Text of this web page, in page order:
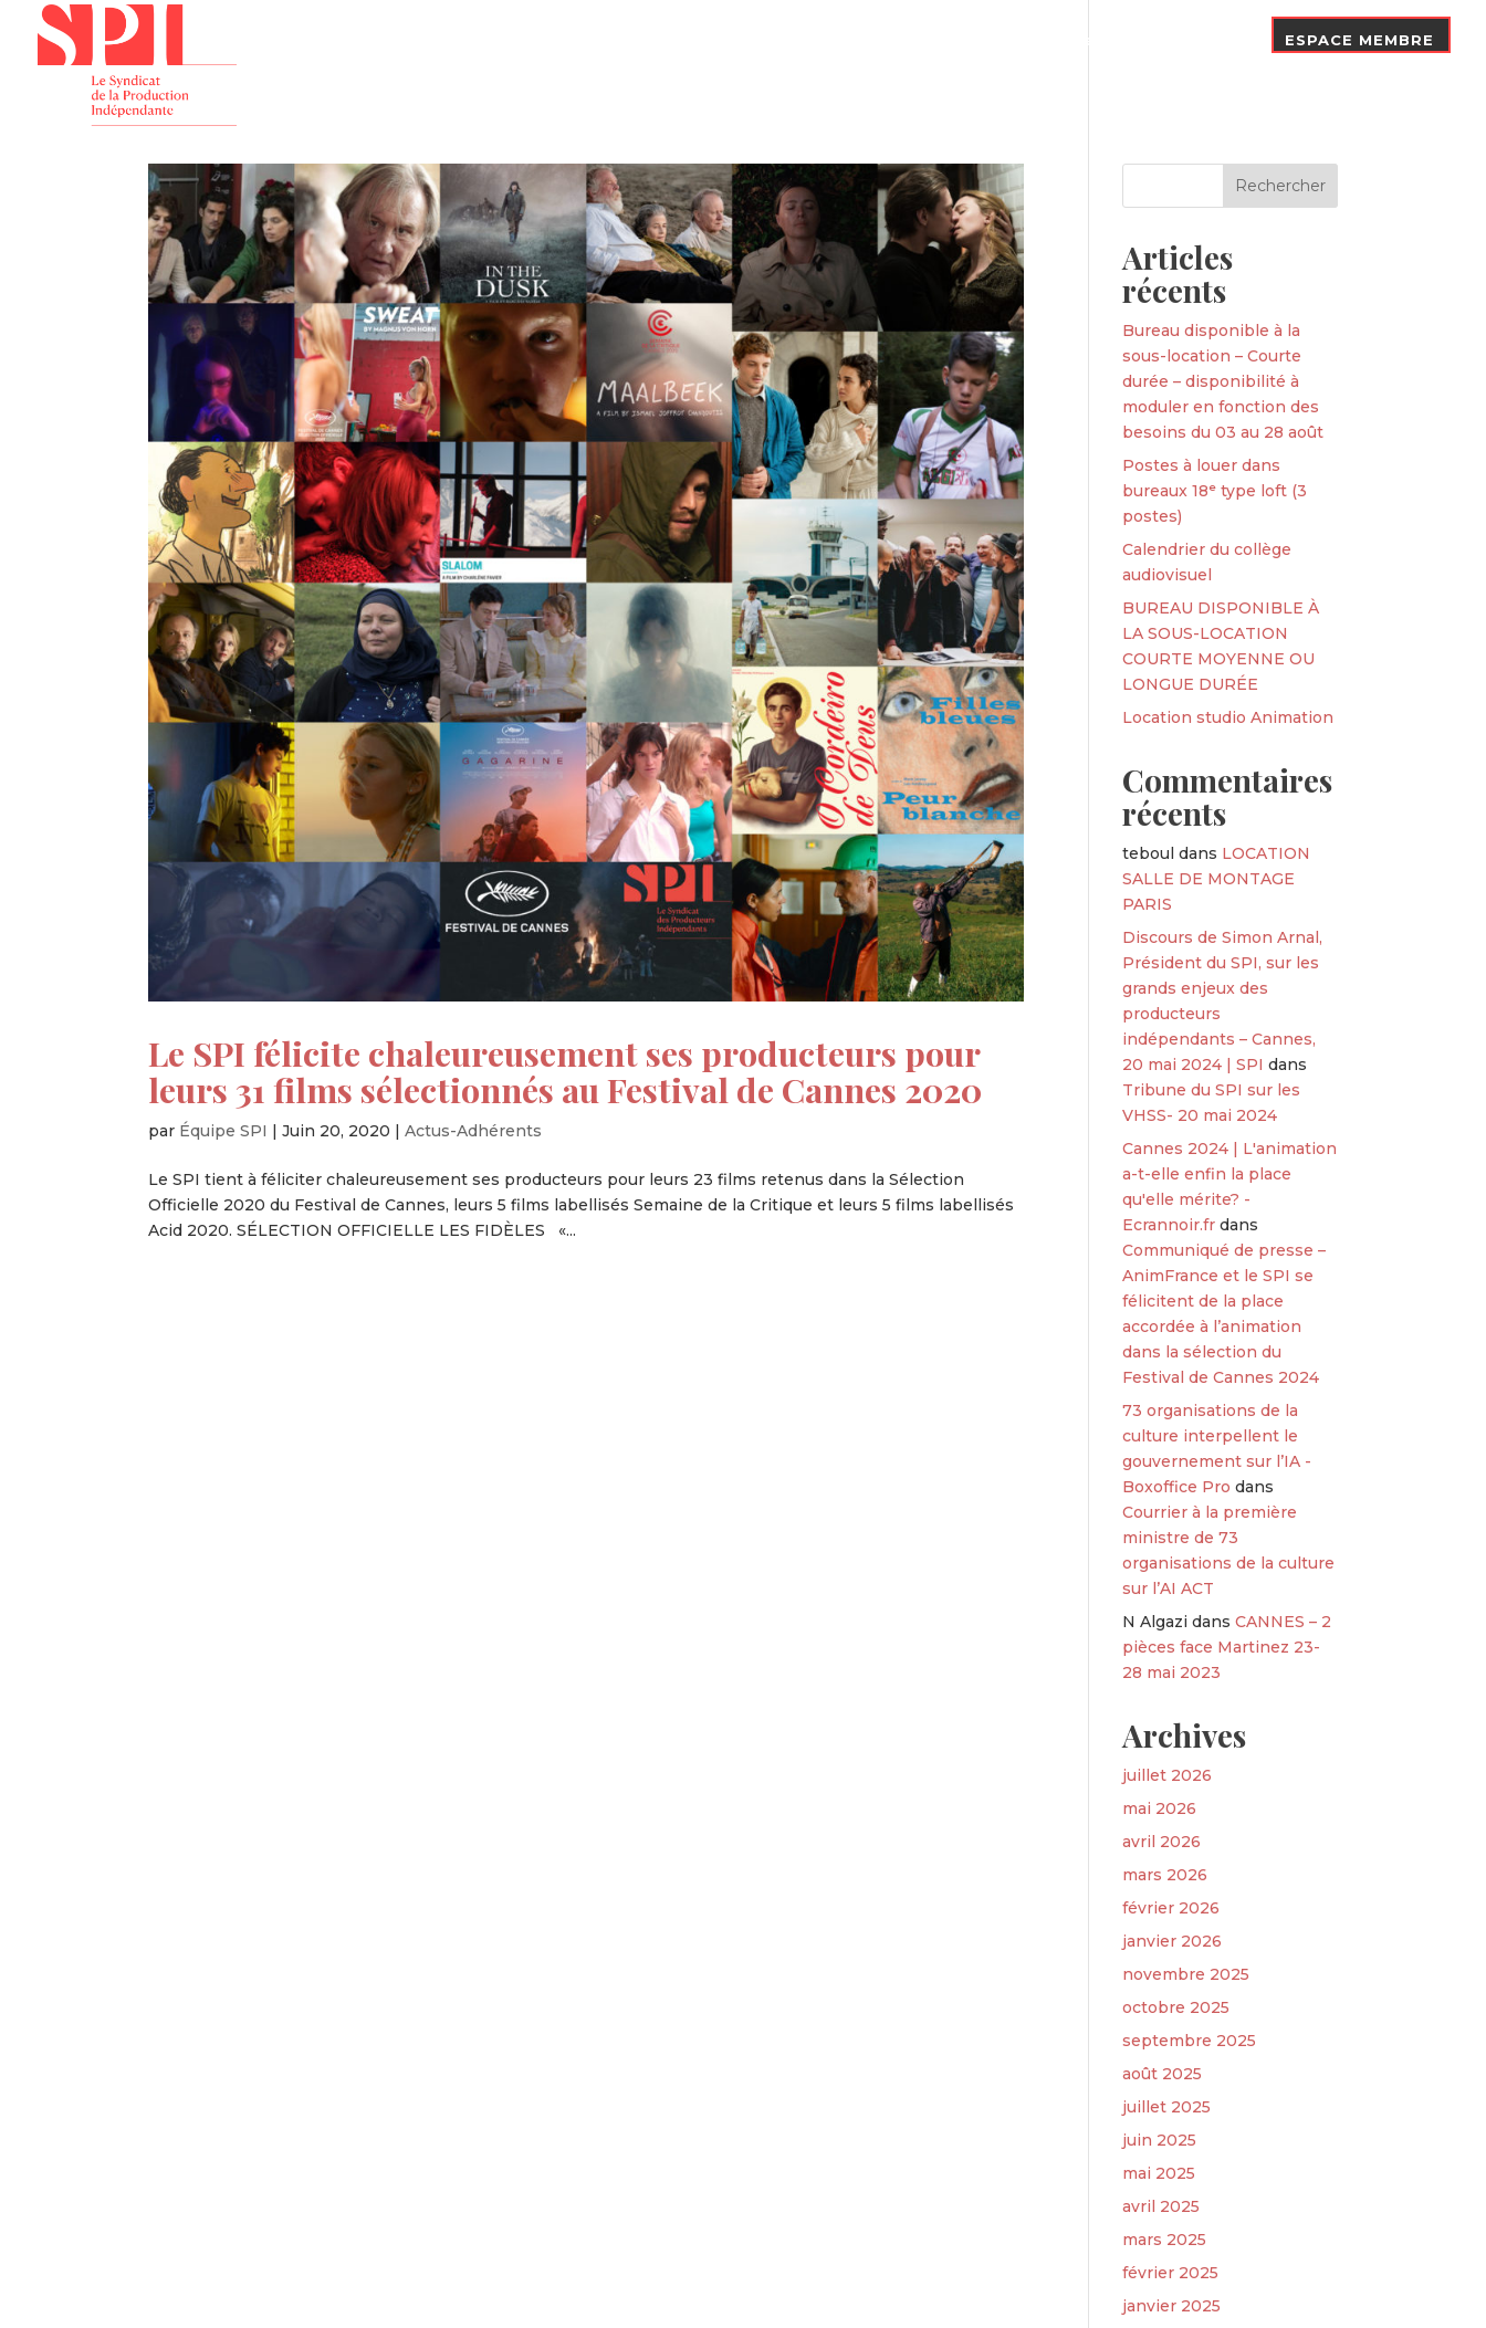
Nos Adhérents ESPACE MEMBRE
Le SPI félicite chaleureusement ses producteurs pour
leurs 31 films sélectionnés au Festival de Cannes 2020
par Équipe SPI |Juin 20, 2020 |Actus-Adhérents
Le SPI tient à féliciter chaleureusement ses producteurs pour leurs 23 films retenus dans la Sélection
Officielle 2020 du Festival de Cannes, leurs 5 films labellisés Semaine de la Critique et leurs 5 films labellisés
Acid 2020. SÉLECTION OFFICIELLE LES FIDÈLES «...
Articles
récents
Bureau disponible à la
sous-location – Courte
durée – disponibilité à
moduler en fonction des
besoins du 03 au 28 août
Postes à louer dans
bureaux 18ᵉ type loft (3
postes)
Calendrier du collège
audiovisuel
BUREAU DISPONIBLE À
LA SOUS-LOCATION
COURTE MOYENNE OU
LONGUE DURÉE
Location studio Animation
Commentaires
récents
teboul dans LOCATION
SALLE DE MONTAGE
PARIS
Discours de Simon Arnal,
Président du SPI, sur les
grands enjeux des
producteurs
indépendants – Cannes,
20 mai 2024 | SPI dans
Tribune du SPI sur les
VHSS- 20 mai 2024
Cannes 2024 | L'animation
a-t-elle enfin la place
qu'elle mérite? -
Ecrannoir.fr dans
Communiqué de presse –
AnimFrance et le SPI se
félicitent de la place
accordée à l’animation
dans la sélection du
Festival de Cannes 2024
73 organisations de la
culture interpellent le
gouvernement sur l’IA -
Boxoffice Pro dans
Courrier à la première
ministre de 73
organisations de la culture
sur l’AI ACT
N Algazi dansCANNES – 2
pièces face Martinez 23-
28 mai 2023
Archives
juillet 2026
mai 2026
avril 2026
mars 2026
février 2026
janvier 2026
novembre 2025
octobre 2025
septembre 2025
août 2025
juillet 2025
juin 2025
mai 2025
avril 2025
mars 2025
février 2025
janvier 2025